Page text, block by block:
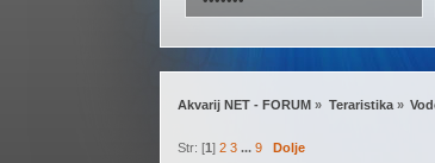
Akvarij NET - FORUM » Teraristika»
Str: [1] 2 3 ... 9 Dolje